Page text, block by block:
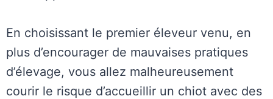
En choisissant le premier éleveur venu, en
plus d’encourager de mauvaises pratiques
d’élevage, vous allez malheureusement
courir le risque d’accueillir un chiot avec des